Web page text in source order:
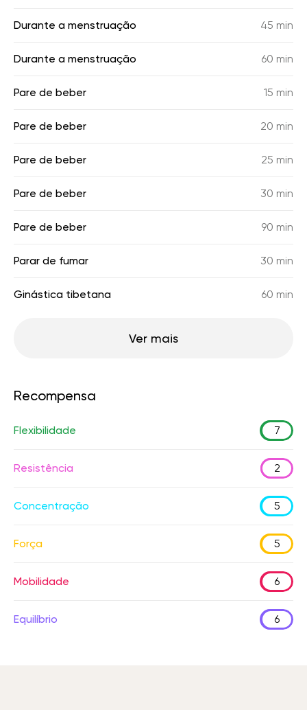
Durante a menstruação 45 min
Durante a menstruação 60 min
Pare de beber 15 min
Pare de beber 20 min
Pare de beber 25 min
Pare de beber 30 min
Pare de beber 90 min
Parar de fumar 30 min
Ginástica tibetana 60 min
Ver mais
Recompensa
Flexibilidade 7
Resistência 2
Concentração 5
Força 5
Mobilidade 6
Equilíbrio 6